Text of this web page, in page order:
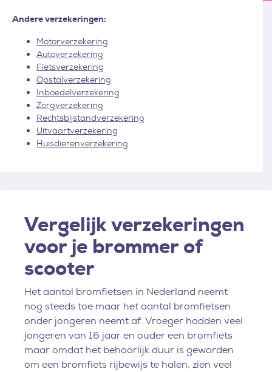
Andere verzekeringen:
Motorverzekering
Autoverzekering
Fietsverzekering
Opstalverzekering
Inboedelverzekering
Zorgverzekering
Rechtsbijstandverzekering
Uitvaartverzekering
Huisdierenverzekering
Vergelijk verzekeringen
voor je brommer of
scooter
Het aantal bromfietsen in Nederland neemt
nog steeds toe maar het aantal bromfietsen
onder jongeren neemt af. Vroeger hadden veel
jongeren van 16 jaar en ouder een bromfiets
maar omdat het behoorlijk duur is geworden
om een bromfiets rijbewijs te halen, zien veel